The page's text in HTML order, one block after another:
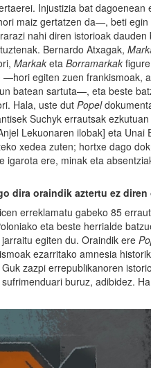
Injustizia bat
maiz gertatzen da—, beti
nahi diren istorioak
Bernardo Atxagak,
Markak eta Borramarkak
egiten zuen frankismoak,
batean sartuta—, eta beste
Hala, uste dut Popel
Suchyk errautsak
Lekuonaren ilobak] eta Unai
xedea zuten; hortxe dago
igarota ere, minak eta
dira oraindik aztertu ez
erreklamatu gabeko 85
eta beste herrialde
egiten du. Oraindik ere
ezarritako amnesia
zazpi errepublikanoren
buruz, adibidez.